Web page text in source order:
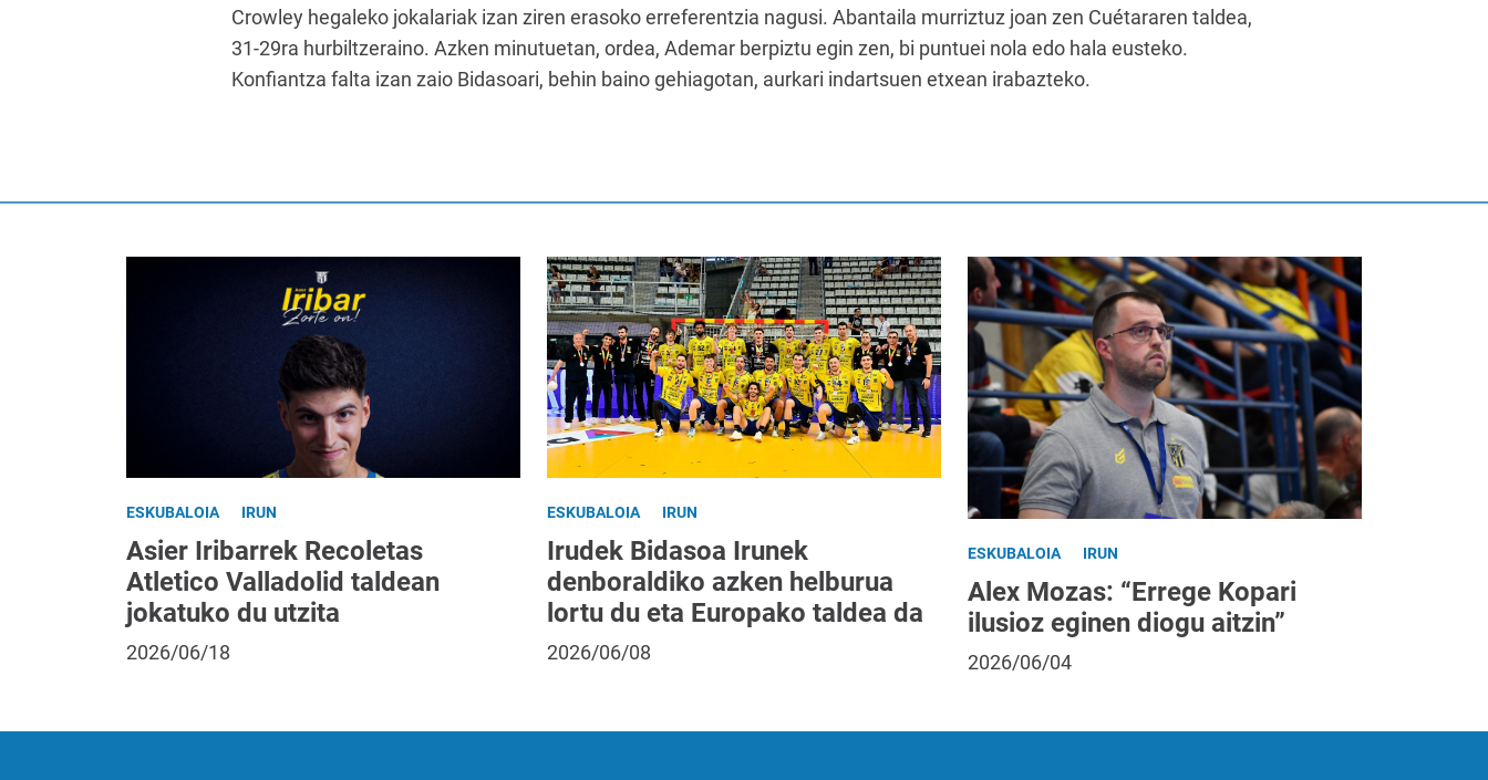
Crowley hegaleko jokalariak izan ziren erasoko erreferentzia nagusi. Abantaila murriztuz joan zen Cuétararen taldea,
31-29ra hurbiltzeraino. Azken minutuetan, ordea, Ademar berpiztu egin zen, bi puntuei nola edo hala eusteko.
Konfiantza falta izan zaio Bidasoari, behin baino gehiagotan, aurkari indartsuen etxean irabazteko.
ESKUBALOIA IRUN
Asier Iribarrek Recoletas
Atletico Valladolid taldean
jokatuko du utzita
2026/06/18
ESKUBALOIA IRUN
Irudek Bidasoa Irunek
denboraldiko azken helburua
lortu du eta Europako taldea da
2026/06/08
ESKUBALOIA IRUN
Alex Mozas: “Errege Kopari
ilusioz eginen diogu aitzin”
2026/06/04